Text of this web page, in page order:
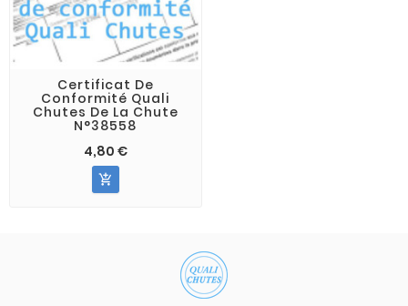
Certificat De
Conformité Quali
Chutes De La Chute
N°38558
4,80 €
